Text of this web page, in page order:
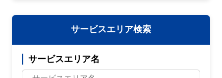
サービスエリア検索
サービスエリア名